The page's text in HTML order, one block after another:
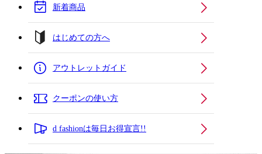
新着商品
はじめての方へ
アウトレットガイド
クーポンの使い方
d fashionは毎日お得宣言!!